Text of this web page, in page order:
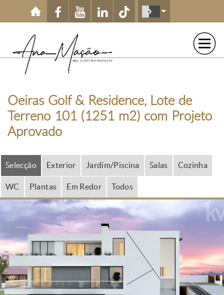
Passar para o conteúdo principal
Oeiras Golf & Residence, Lote de
Terreno 101 (1251 m2) com Projeto
Aprovado
Selecção Exterior Jardim/Piscina Salas Cozinha
WC Plantas Em Redor Todos